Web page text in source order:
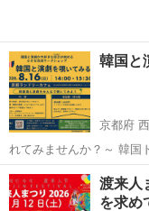
韓国と
京都府
れてみませんか？～ 韓国
劇」は見たこと…
京都 京都市 西院
渡来人
を求め